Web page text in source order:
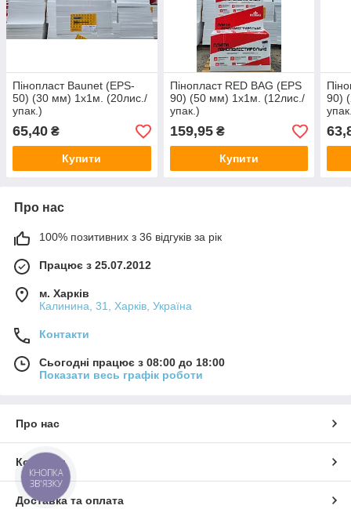
Пінопласт Baunet (EPS-
50) (30 мм) 1х1м. (20лис./
упак.)
65,40 ₴
Купити
Пінопласт RED BAG (EPS
90) (50 мм) 1х1м. (12лис./
упак.)
159,95₴
Купити
90)
Про нас
100% позитивних з 36 відгуків за рік
Працює з 25.07.2012
м. Харків
Калинина, 31, Харків, Україна
Контакти
Сьогодні працює з 08:00 до 18:00
Показати весь графік роботи
Про нас
Контакти
Доставка та оплата
КНОПКА
ЗВ'ЯЗКУ